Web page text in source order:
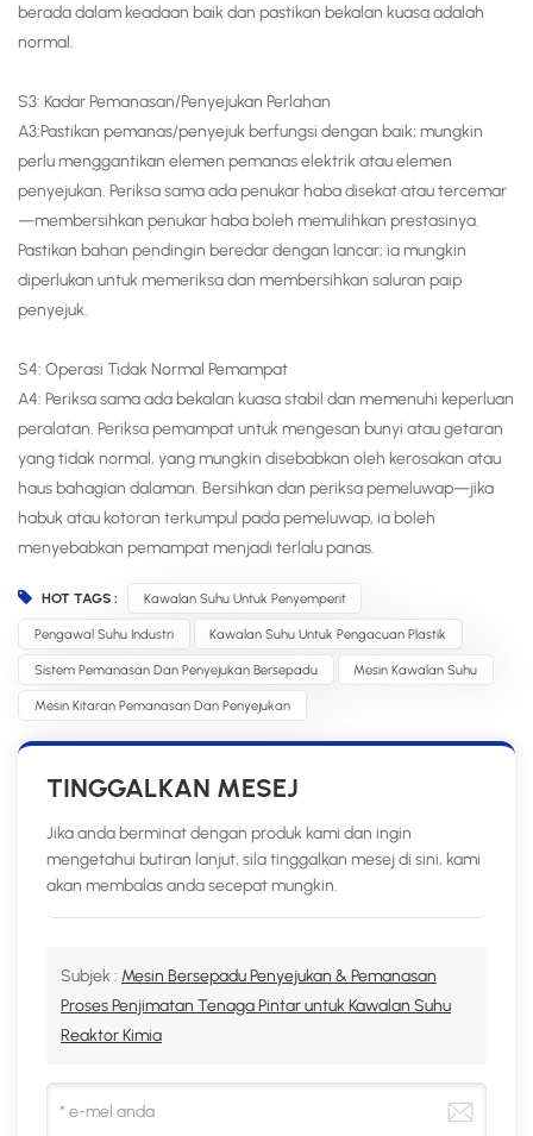
berada dalam keadaan baik dan pastikan bekalan kuasa adalah
normal.
S3: Kadar Pemanasan/Penyejukan Perlahan
A3:Pastikan pemanas/penyejuk berfungsi dengan baik; mungkin
perlu menggantikan elemen pemanas elektrik atau elemen
penyejukan. Periksa sama ada penukar haba disekat atau tercemar
—membersihkan penukar haba boleh memulihkan prestasinya.
Pastikan bahan pendingin beredar dengan lancar; ia mungkin
diperlukan untuk memeriksa dan membersihkan saluran paip
penyejuk.
S4: Operasi Tidak Normal Pemampat
A4: Periksa sama ada bekalan kuasa stabil dan memenuhi keperluan
peralatan. Periksa pemampat untuk mengesan bunyi atau getaran
yang tidak normal, yang mungkin disebabkan oleh kerosakan atau
haus bahagian dalaman. Bersihkan dan periksa pemeluwap—jika
habuk atau kotoran terkumpul pada pemeluwap, ia boleh
menyebabkan pemampat menjadi terlalu panas.
HOT TAGS : Kawalan Suhu Untuk Penyemperit
Pengawal Suhu Industri Kawalan Suhu Untuk Pengacuan Plastik
Sistem Pemanasan Dan Penyejukan Bersepadu Mesin Kawalan Suhu
Mesin Kitaran Pemanasan Dan Penyejukan
TINGGALKAN MESEJ
Jika anda berminat dengan produk kami dan ingin
mengetahui butiran lanjut, sila tinggalkan mesej di sini, kami
akan membalas anda secepat mungkin.
Subjek : Mesin Bersepadu Penyejukan & Pemanasan
Proses Penjimatan Tenaga Pintar untuk Kawalan Suhu
Reaktor Kimia